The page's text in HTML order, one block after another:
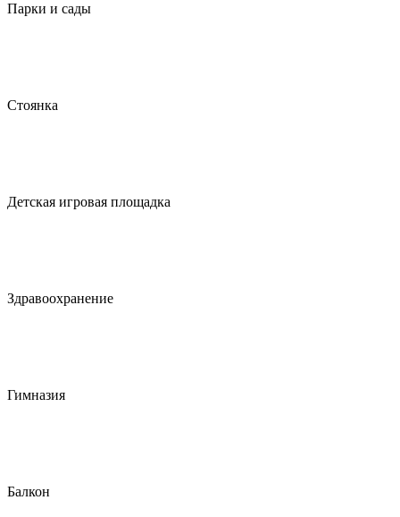
Парки и сады
Стоянка
Детская игровая площадка
Здравоохранение
Гимназия
Балкон